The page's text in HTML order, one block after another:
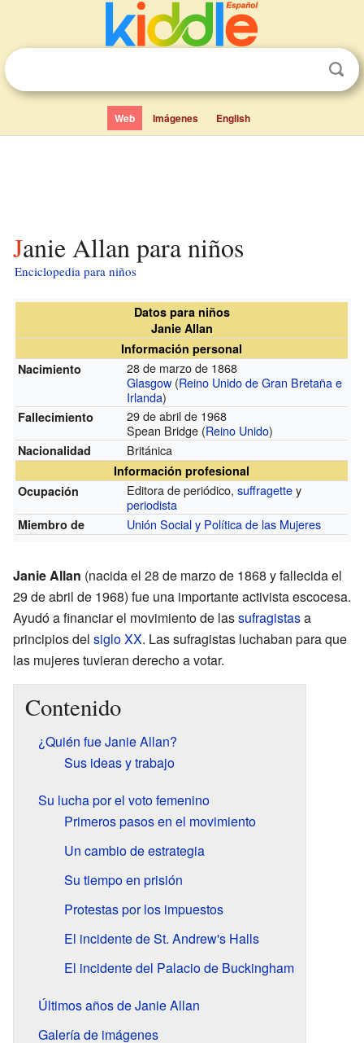
Web Imágenes English
Janie Allan para niños
Enciclopedia para niños
Datos para niños
Janie Allan
Información personal
Nacimiento
28 de marzo de 1868
Glasgow (Reino Unido de Gran Bretaña e
Irlanda)
Fallecimiento
29 de abril de 1968
Spean Bridge (Reino Unido)
Nacionalidad Británica
Información profesional
Ocupación
Editora de periódico,suffragettey
periodista
Miembro de Unión Social y Política de las Mujeres
Janie Allan (nacida el 28 de marzo de 1868 y fallecida el
29 de abril de 1968) fue una importante activista escocesa.
Ayudó a financiar el movimiento de lassufragistasa
principios del siglo XX. Las sufragistas luchaban para que
las mujeres tuvieran derecho a votar.
Contenido
¿Quién fue Janie Allan?
Sus ideas y trabajo
Su lucha por el voto femenino
Primeros pasos en el movimiento
Un cambio de estrategia
Su tiempo en prisión
Protestas por los impuestos
El incidente de St. Andrew's Halls
El incidente del Palacio de Buckingham
Últimos años de Janie Allan
Galería de imágenes